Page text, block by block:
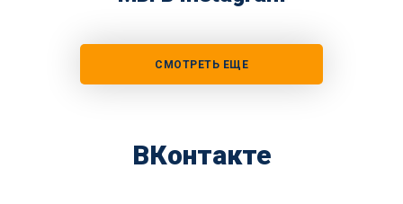
СМОТРЕТЬ ЕЩЕ
ВКонтакте